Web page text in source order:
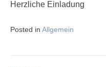
Herzliche Einladung
Posted in Allgemein